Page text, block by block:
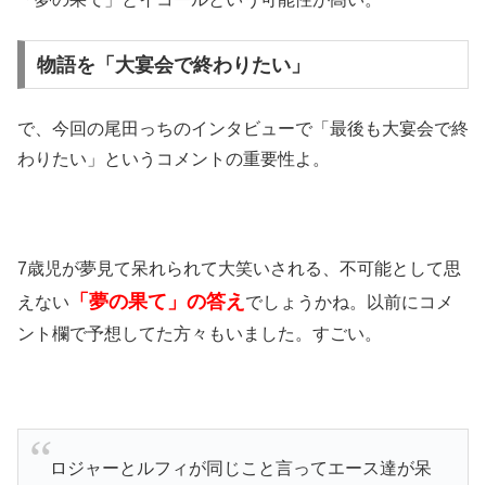
物語を「大宴会で終わりたい」
で、今回の尾田っちのインタビューで「最後も大宴会で終
わりたい」というコメントの重要性よ。
7歳児が夢見て呆れられて大笑いされる、不可能として思
えない
「夢の果て」の答え でしょうかね。以前にコメ
ント欄で予想してた方々もいました。すごい。
ロジャーとルフィが同じこと言ってエース達が呆